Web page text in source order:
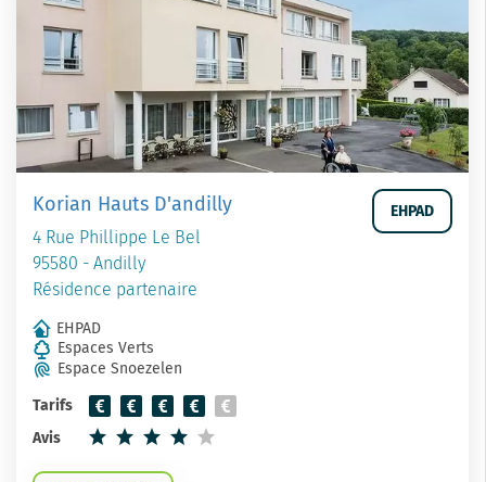
Korian Hauts D'andilly
4 Rue Phillippe Le Bel
95580 - Andilly
Résidence partenaire
EHPAD
EHPAD
Espaces Verts
Espace Snoezelen
Tarifs
Avis